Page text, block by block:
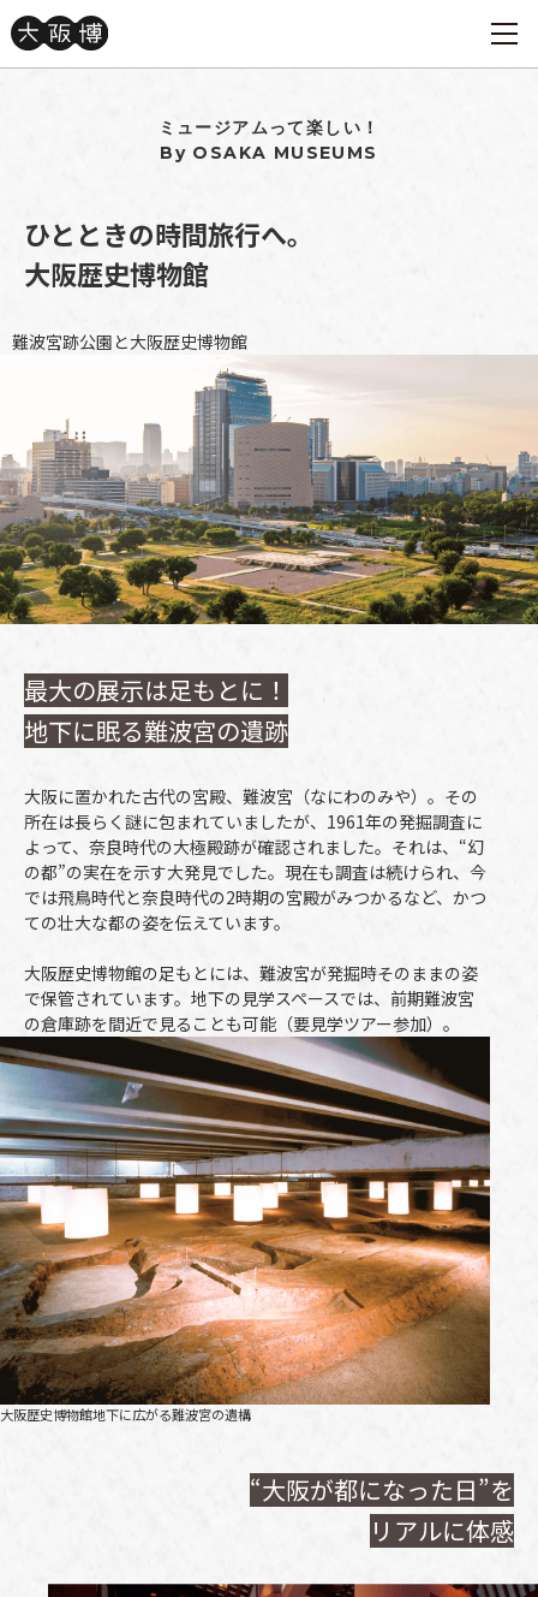
ミュージアムって楽しい！
By OSAKA MUSEUMS
ひとときの時間旅行へ。
大阪歴史博物館
難波宮跡公園と大阪歴史博物館
最大の展示は足もとに！
地下に眠る難波宮の遺跡
大阪に置かれた古代の宮殿、難波宮（なにわのみや）。その
所在は長らく謎に包まれていましたが、1961年の発掘調査に
よって、奈良時代の大極殿跡が確認されました。それは、“幻
の都”の実在を示す大発見でした。現在も調査は続けられ、今
では飛鳥時代と奈良時代の2時期の宮殿がみつかるなど、かつ
ての壮大な都の姿を伝えています。
大阪歴史博物館の足もとには、難波宮が発掘時そのままの姿
で保管されています。地下の見学スペースでは、前期難波宮
の倉庫跡を間近で見ることも可能（要見学ツアー参加）。
大阪歴史博物館地下に広がる難波宮の遺構
“大阪が都になった日”を
リアルに体感